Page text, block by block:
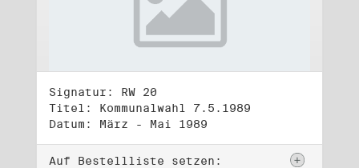
Signatur: RW 20
Titel: Kommunalwahl 7.5.1989
Datum: März - Mai 1989
Auf Bestellliste setzen: